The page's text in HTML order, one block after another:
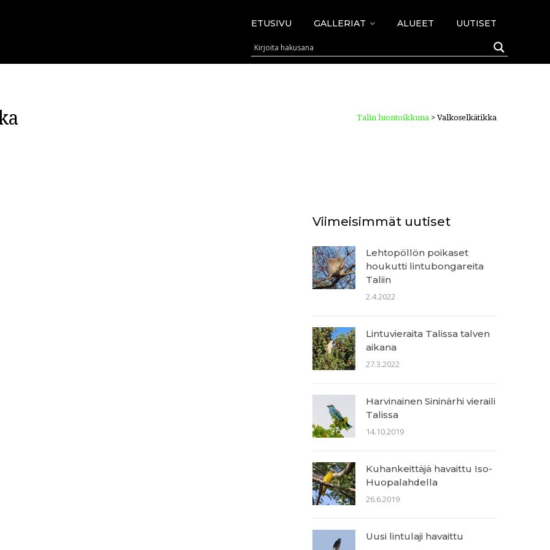
ETUSIVU GALLERIAT ALUEET UUTISET
Talin luontoikkuna > Valkoselkätikka
Viimeisimmät uutiset
Lehtopöllön poikaset
houkutti lintubongareita
Taliin
2.4.2022
Lintuvieraita Talissa talven
aikana
27.3.2022
Harvinainen Sininärhi vieraili
Talissa
14.10.2019
Kuhankeittäjä havaittu Iso-
Huopalahdella
26.6.2019
Uusi lintulaji havaittu